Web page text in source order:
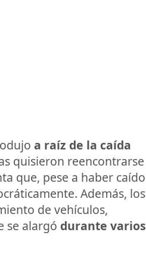
a raíz de la caída
quisieron reencontrarse
que, pese a haber caído
Además, los
de vehículos,
se alargó durante varios